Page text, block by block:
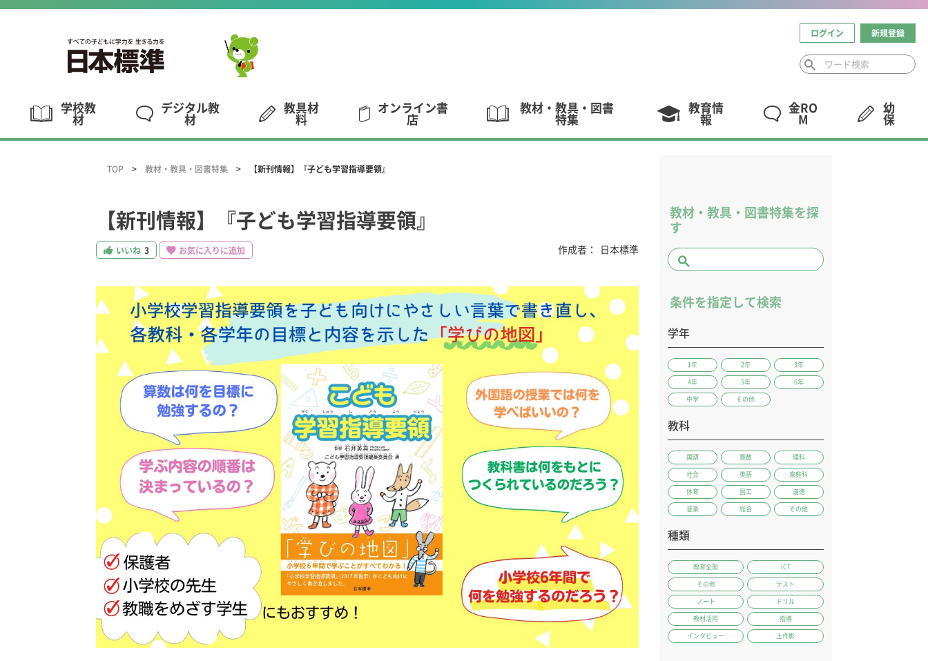
ログイン 新規登録
学校教
材
デジタル教
材
教具材
料
オンライン書
店
教材・教具・図書
特集
教育情
報
金RO
M
幼
保
TOP 教材・教具・図書特集 【新刊情報】『子ども学習指導要領』
【新刊情報】『子ども学習指導要領』
いいね 3 お気に入りに追加 作成者： 日本標準
教材・教具・図書特集を探
す
条件を指定して検索
学年
1年 2年 3年
4年 5年 6年
中学 その他
教科
国語 算数 理科
社会 英語 家庭科
体育 図工 道徳
音楽 総合 その他
種類
教育全般 ICT
その他 テスト
ノート ドリル
教材活用 指導
インタビュー 土作彰